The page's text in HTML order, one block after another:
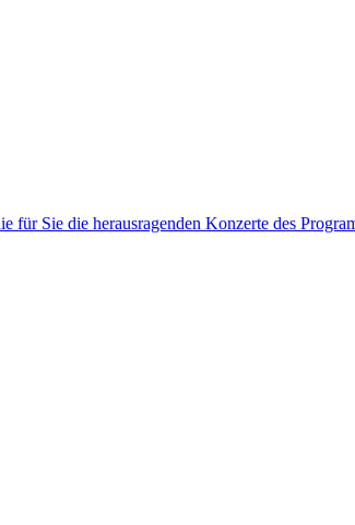
für Sie die herausragenden Konzerte des